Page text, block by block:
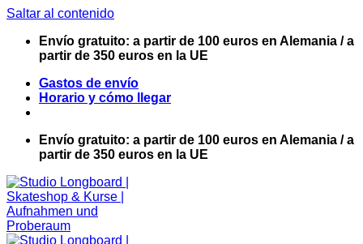
Saltar al contenido
Envío gratuito: a partir de 100 euros en Alemania / a
partir de 350 euros en la UE
Gastos de envío
Horario y cómo llegar
Envío gratuito: a partir de 100 euros en Alemania / a
partir de 350 euros en la UE